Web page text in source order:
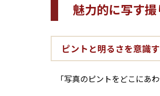
魅力的に写す
ピントと明るさを意識す
「写真のピントをどこにあ